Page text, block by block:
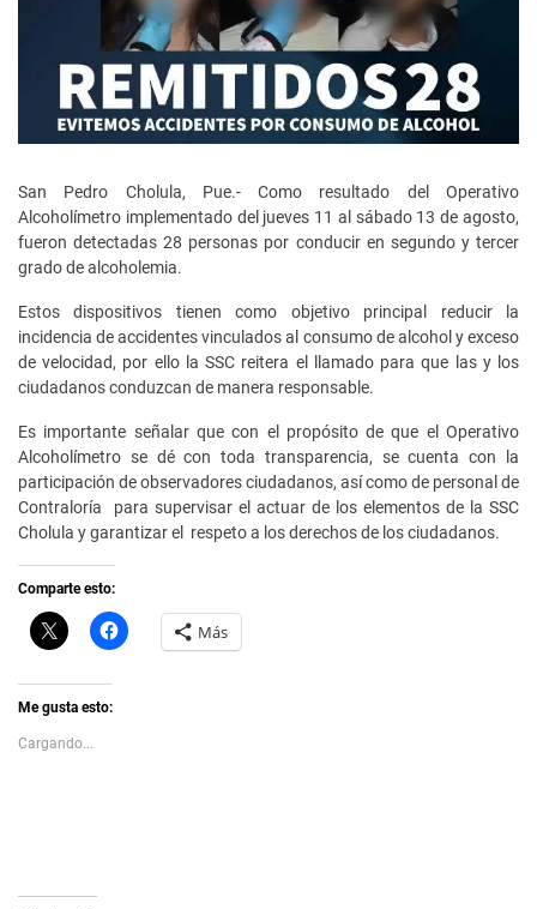
San Pedro Cholula, Pue.- Como resultado del Operativo
Alcoholímetro implementado del jueves 11 al sábado 13 de agosto,
fueron detectadas 28 personas por conducir en segundo y tercer
grado de alcoholemia.
Estos dispositivos tienen como objetivo principal reducir la
incidencia de accidentes vinculados al consumo de alcohol y exceso
de velocidad, por ello la SSC reitera el llamado para que las y los
ciudadanos conduzcan de manera responsable.
Es importante señalar que con el propósito de que el Operativo
Alcoholímetro se dé con toda transparencia, se cuenta con la
participación de observadores ciudadanos, así como de personal de
Contraloría para supervisar el actuar de los elementos de la SSC
Cholula y garantizar el respeto a los derechos de los ciudadanos.
Comparte esto:
C
l
k
t
s
h
e
H
a Más
Me gusta esto:
Cargando...